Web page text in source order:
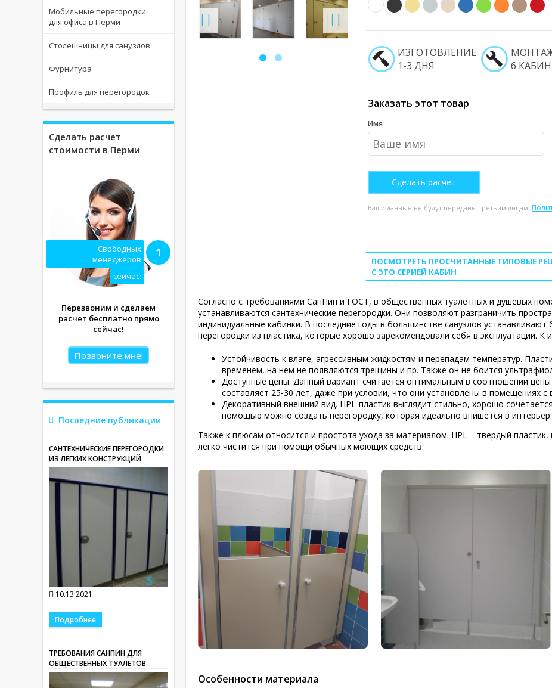
Мобильные перегородки
для офиса в Перми
Столешницы для санузлов
Фурнитура
Профиль для перегородок
Сделать расчет
стоимости в Перми
Свободных
менеджеров
сейчас:
1
Перезвоним и сделаем
расчет бесплатно прямо
сейчас!
Позвоните мне!
Последние публикации
САНТЕХНИЧЕСКИЕ ПЕРЕГОРОДКИ
ИЗ ЛЕГКИХ КОНСТРУКЦИЙ
10.13.2021
Подробнее
ТРЕБОВАНИЯ САНПИН ДЛЯ
ОБЩЕСТВЕННЫХ ТУАЛЕТОВ
ИЗГОТОВЛЕНИЕ
1-3 ДНЯ
6
Заказать этот товар
Имя
Ваши данные не будут переданы третьим лицам.
ПОСМОТРЕТЬ ПРОСЧИТАННЫЕ ТИПОВЫЕ
С ЭТО СЕРИЕЙ КАБИН
Согласно с требованиями СанПин и ГОСТ, в общественных туалетных и душевых
устанавливаются сантехнические перегородки. Они позволяют разграничить
индивидуальные кабинки. В последние годы в большинстве санузлов устанавливают
перегородки из пластика, которые хорошо зарекомендовали себя в эксплуатации. К
Устойчивость к влаге, агрессивным жидкостям и перепадам температур.
временем, на нем не появляются трещины и пр. Также он не боится
Доступные цены. Данный вариант считается оптимальным в соотношении
составляет 25-30 лет, даже при условии, что они установлены в помещениях
Декоративный внешний вид. HPL-пластик выглядит стильно, хорошо
помощью можно создать перегородку, которая идеально впишется в интерьер.
Также к плюсам относится и простота ухода за материалом. HPL – твердый
легко чистится при помощи обычных моющих средств.
Особенности материала